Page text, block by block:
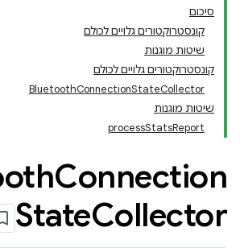
סיכום
קונסטרוקטורים גלויים לכולם
שיטות מוגנות
קונסטרוקטורים גלויים לכולם
BluetoothConnectionStateCollector
שיטות מוגנות
processStatsReport
Connection
StateCollector